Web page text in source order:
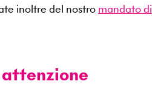
inoltre del nostro mandato di